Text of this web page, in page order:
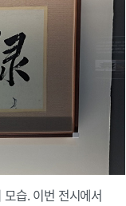
습. 이번 전시에서